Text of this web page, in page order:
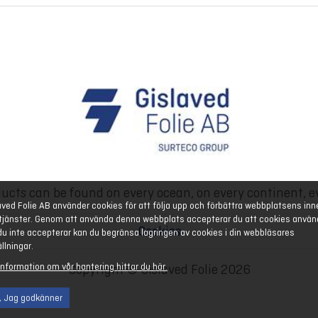
Folie AB använder cookies för att följa upp och förbättra webbplatsens
Genom att använda denna webbplats accepterar du att cookies
inte accepterar kan du begränsa lagringen av cookies i din webbläsares
om vår hantering hittar du här.
Jag godkänner
can be found on every ocean, on every continent,
Cookies
Copyright © Gislaved Folie 2026